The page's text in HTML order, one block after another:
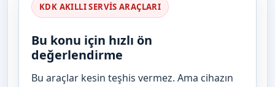
KDK AKILLI SERVIS ARAÇLARI
Bu konu için hızlı ön
değerlendirme
Bu araçlar kesin teşhis vermez. Ama cihazın